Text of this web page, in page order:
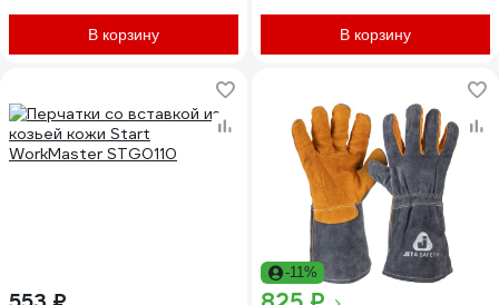
В корзину В корзину
-11%